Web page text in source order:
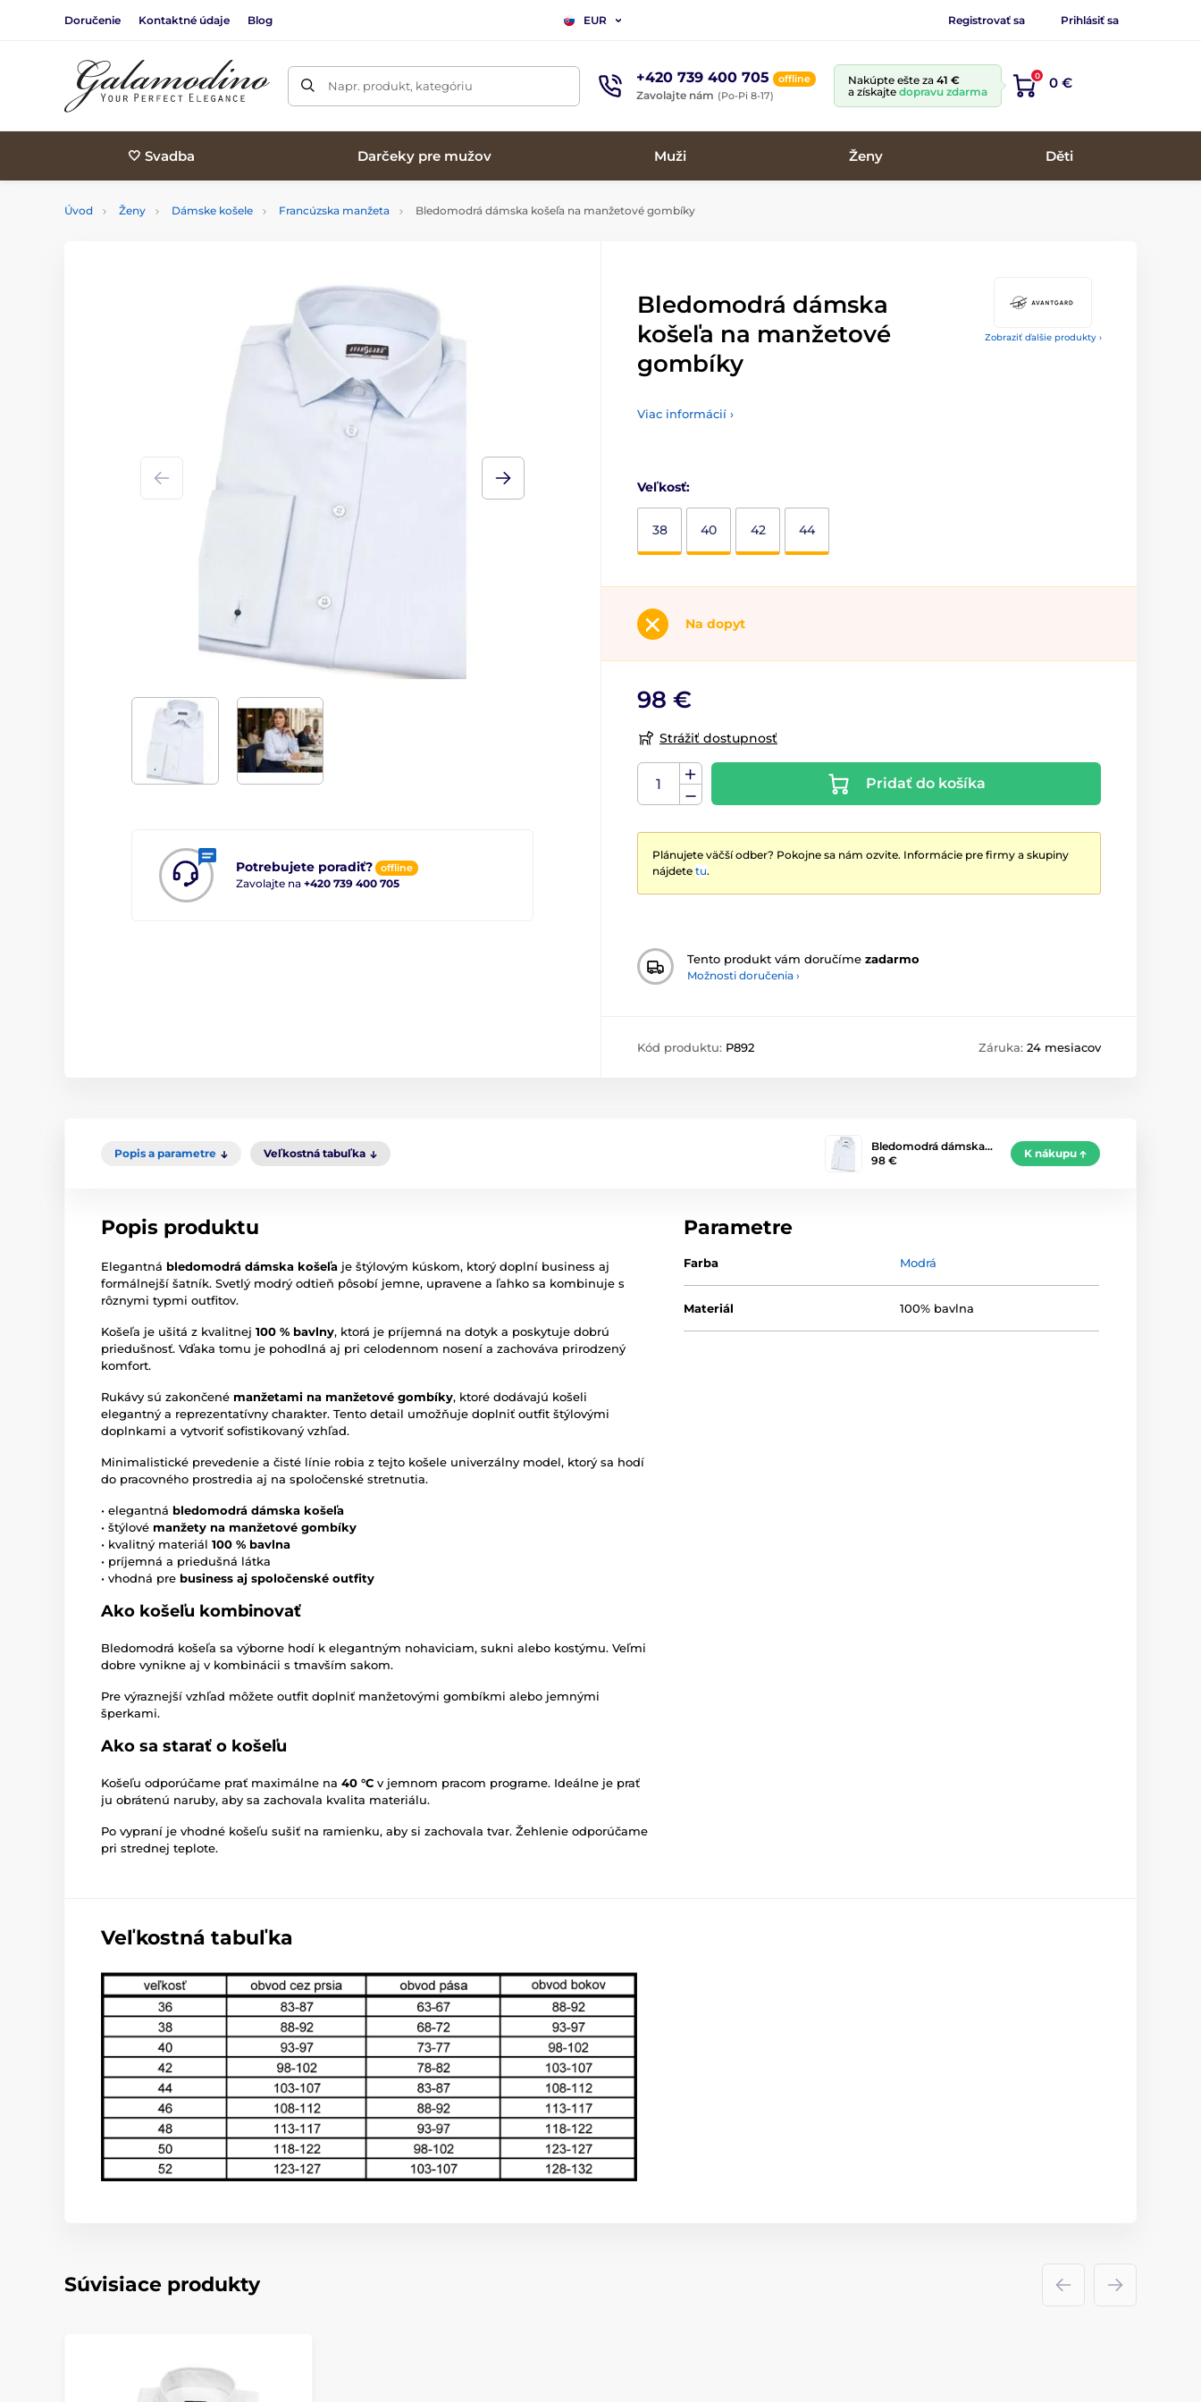
Doručenie Kontaktné údaje Blog EUR Registrovať sa Prihlásiť sa
Napr. produkt, kategóriu +420 739 400 705 offline
Zavolajte nám (Po-Pi 8-17)
Nakúpte ešte za 41 €
a získajte dopravu zdarma
0 0 €
🤍 Svadba Darčeky pre mužov Muži Ženy Děti
Úvod Ženy Dámske košele Francúzska manžeta Bledomodrá dámska košeľa na manžetové gombíky
Zobraziť ďalšie produkty ›
Potrebujete poradiť? offline
Zavolajte na +420 739 400 705
Bledomodrá dámska
košeľa na manžetové
gombíky
Viac informácií ›
Veľkosť:
38 40 42 44
Na dopyt
98 €
Strážiť dostupnosť
Pridať do košíka
Plánujete väčší odber? Pokojne sa nám ozvite. Informácie pre firmy a skupiny
nájdete tu.
Tento produkt vám doručíme zadarmo
Možnosti doručenia ›
Kód produktu: P892 Záruka: 24 mesiacov
Popis a parametre Veľkostná tabuľka
Bledomodrá dámska…
98 €
K nákupu
Popis produktu
Elegantná bledomodrá dámska košeľa je štýlovým kúskom, ktorý doplní business aj
formálnejší šatník. Svetlý modrý odtieň pôsobí jemne, upravene a ľahko sa kombinuje s
rôznymi typmi outfitov.
Košeľa je ušitá z kvalitnej 100 % bavlny, ktorá je príjemná na dotyk a poskytuje dobrú
priedušnosť. Vďaka tomu je pohodlná aj pri celodennom nosení a zachováva prirodzený
komfort.
Rukávy sú zakončené manžetami na manžetové gombíky, ktoré dodávajú košeli
elegantný a reprezentatívny charakter. Tento detail umožňuje doplniť outfit štýlovými
doplnkami a vytvoriť sofistikovaný vzhľad.
Minimalistické prevedenie a čisté línie robia z tejto košele univerzálny model, ktorý sa hodí
do pracovného prostredia aj na spoločenské stretnutia.
• elegantná bledomodrá dámska košeľa
• štýlové manžety na manžetové gombíky
• kvalitný materiál 100 % bavlna
• príjemná a priedušná látka
• vhodná pre business aj spoločenské outfity
Ako košeľu kombinovať
Bledomodrá košeľa sa výborne hodí k elegantným nohaviciam, sukni alebo kostýmu. Veľmi
dobre vynikne aj v kombinácii s tmavším sakom.
Pre výraznejší vzhľad môžete outfit doplniť manžetovými gombíkmi alebo jemnými
šperkami.
Ako sa starať o košeľu
Košeľu odporúčame prať maximálne na 40 °C v jemnom pracom programe. Ideálne je prať
ju obrátenú naruby, aby sa zachovala kvalita materiálu.
Po vypraní je vhodné košeľu sušiť na ramienku, aby si zachovala tvar. Žehlenie odporúčame
pri strednej teplote.
Parametre
Farba Modrá
Materiál 100% bavlna
Veľkostná tabuľka
Súvisiace produkty